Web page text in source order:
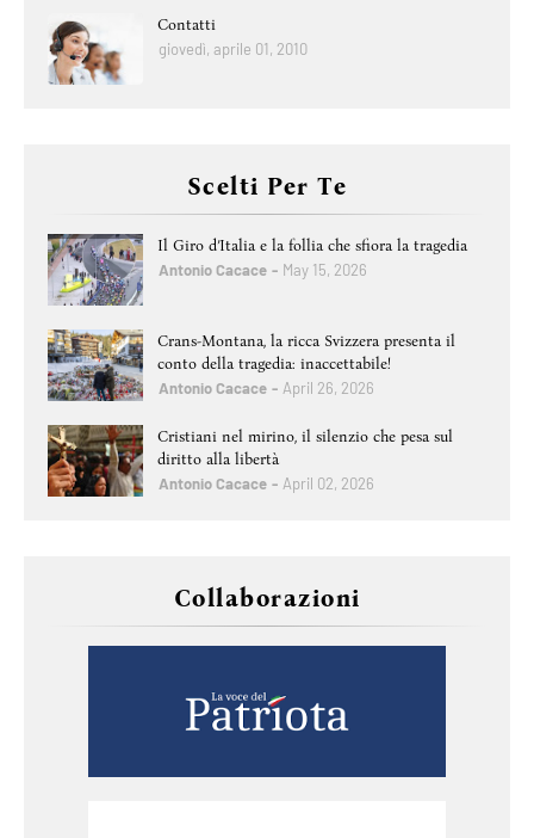
Contatti
giovedì, aprile 01, 2010
Scelti Per Te
Il Giro d’Italia e la follia che sfiora la tragedia
Antonio Cacace May 15, 2026
Crans-Montana, la ricca Svizzera presenta il
conto della tragedia: inaccettabile!
Antonio Cacace April 26, 2026
Cristiani nel mirino, il silenzio che pesa sul
diritto alla libertà
Antonio Cacace April 02, 2026
Collaborazioni